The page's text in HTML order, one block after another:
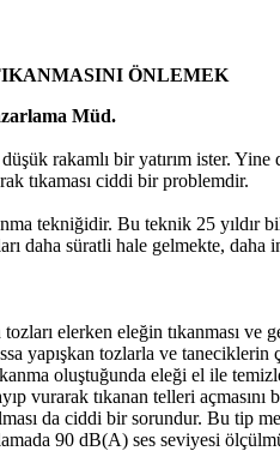
ÖNLEMEK
Müd.
rakamlı bir yatırım ister.
tıkaması ciddi bir problemdir.
tekniğidir. Bu teknik 25 yıldır
daha süratli hale gelmekte,
elerken eleğin tıkanması ve
yapışkan tozlarla ve
oluştuğunda eleği el ile
vurarak tıkanan telleri
da ciddi bir sorundur. Bu tip
90 dB(A) ses seviyesi